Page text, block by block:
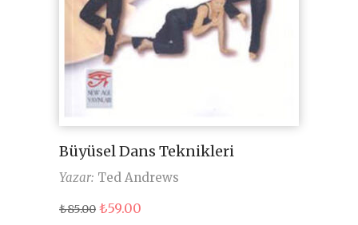
Büyüsel Dans Teknikleri
Yazar: Ted Andrews
₺85.00 Orijinal
₺59.00